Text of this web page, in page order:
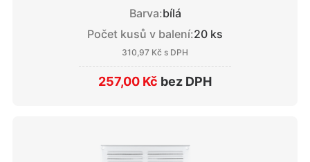
Barva:bílá
Počet kusů v balení:20 ks
310,97 Kč s DPH
257,00 Kč bez DPH